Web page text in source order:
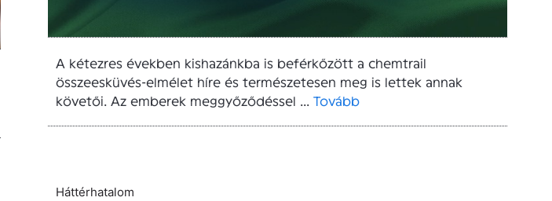
A kétezres években kishazánkba is beférkőzött a chemtrail
összeesküvés-elmélet híre és természetesen meg is lettek annak
követői. Az emberek meggyőződéssel ... Tovább
Háttérhatalom